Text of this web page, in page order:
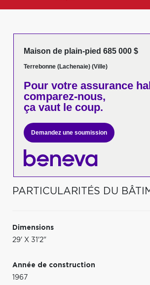
Maison de plain-pied 685 000 $
Terrebonne (Lachenaie) (Ville)
Pour votreassurance
comparez-nous,
ça vaut le coup.
Demandez une soumission
PARTICULARITÉS DU
Dimensions
29' X 31'2"
Année de construction
1967